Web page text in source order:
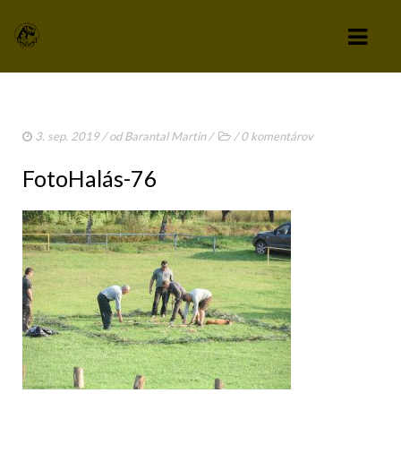
STANOVY KLUBU
CHOVATEĽSKÝ A ZÁPISNÝ PORIADOK
SPRAVODAJCA
TLAČIVÁ A PRIHLÁŠKY
KLUBOVÉ POPLATKY
ZÁPISNICE Z ČLENSKEJ SCHÔDZE
3. sep. 2019/ odBarantal Martin/ /0 komentárov
FotoHalás-76